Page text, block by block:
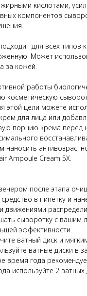
кислотами,
компонентов
для всех типов
Может
за кожей.
работы
этой цели можете
для лица или
порцию крема перед
Ampoule Cream 5X.
после этапа
в пипетку и
сыворотку с
эффективности.
ватный диск и
ватные диски в
время года
используйте 2 ватных